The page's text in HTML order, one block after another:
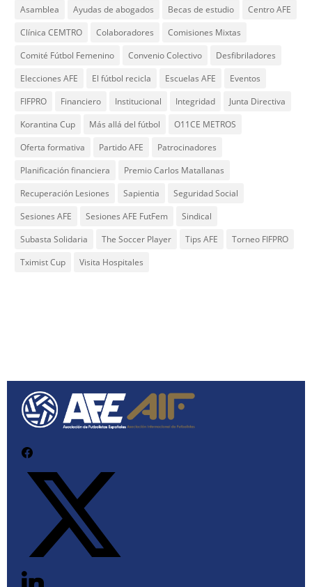
Asamblea
Ayudas de abogados Becas de estudio
Centro AFE
Clínica CEMTRO
Colaboradores
Comisiones Mixtas
Comité Fútbol Femenino
Convenio Colectivo
Desfibriladores
Elecciones AFE
El fútbol recicla Escuelas AFE
Eventos
FIFPRO
Financiero Institucional Integridad
Junta Directiva
Korantina Cup
Más allá del fútbol
O11CE METROS
Oferta formativa
Partido AFE
Patrocinadores
Planificación financiera
Premio Carlos Matallanas
Recuperación Lesiones
Sapientia
Seguridad Social
Sesiones AFE
Sesiones AFE FutFem
Sindical
Subasta Solidaria
The Soccer Player Tips AFE
Torneo FIFPRO
Tximist Cup
Visita Hospitales